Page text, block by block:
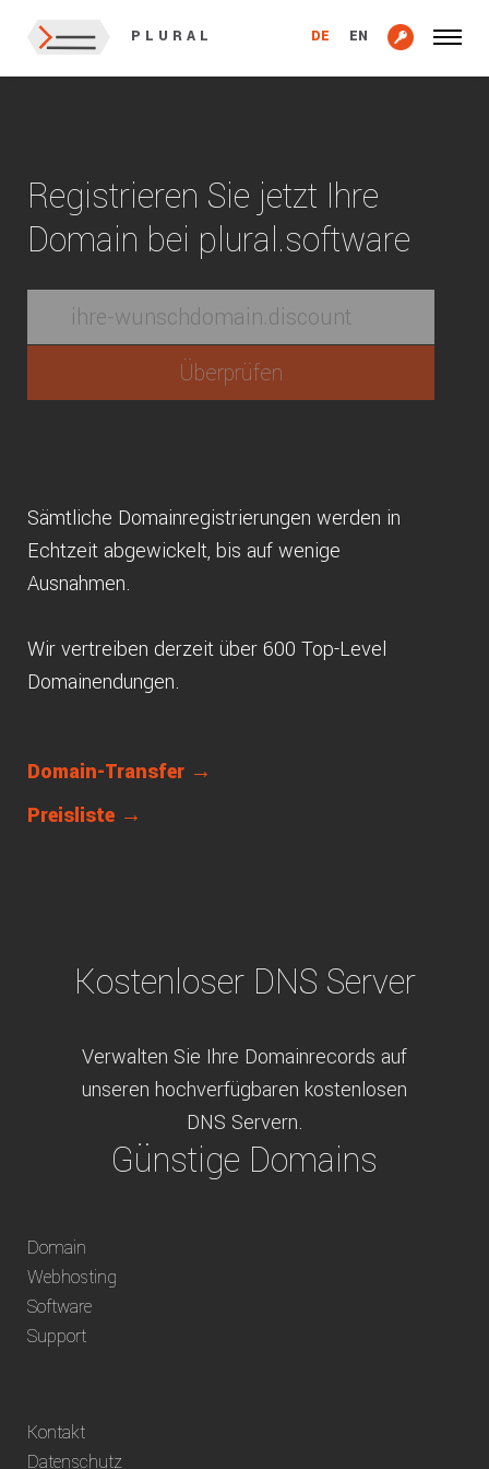
PLURAL DE EN
Registrieren Sie jetzt Ihre
Domain bei plural.software
Sämtliche Domainregistrierungen werden in
Echtzeit abgewickelt, bis auf wenige
Ausnahmen.
Wir vertreiben derzeit über 600 Top-Level
Domainendungen.
Domain-Transfer →
Preisliste →
Kostenloser DNS Server
Verwalten Sie Ihre Domainrecords auf
unseren hochverfügbaren kostenlosen
DNS Servern.
Günstige Domains
weltweit verfügbare Domains inklusive
Vorkasse oder über ein andere verfügbare
Domain
Webhosting
Software
Support
Kontakt
Datenschutz